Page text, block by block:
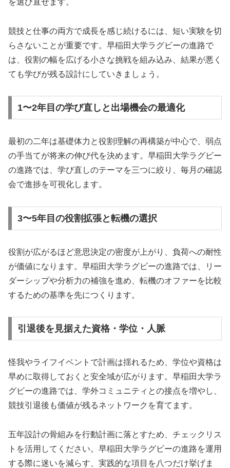
競技と仕事の両方で成長を感じ続けるには、短い実験を切
らさないことが重要です。早稲田大学ラグビーの進路で
は、役割の幅を広げる小さな挑戦を組み込み、結果が悪く
ても学びが残る設計にしていきましょう。
1〜2年目の学び直しと出場機会の最適化
最初の二年は基礎体力と役割理解の再構築が中心で、弱点
の手当てが将来の伸び代を決めます。早稲田大学ラグビー
の進路では、学び直しのテーマを三つに絞り、毎月の確認
会で進捗を可視化します。
3〜5年目の役割拡張と転機の選択
役割が広がるほど意思決定の密度が上がり、負荷への耐性
が価値になります。早稲田大学ラグビーの進路では、リー
ダーシップや分析力の補強を進め、転機のオファーを比較
するための基準を先につくります。
引退後を見据えた資格・学位・人脈
怪我やライフイベントで計画は揺れるため、学位や資格は
早めに取得しておくと安全域が広がります。早稲田大学ラ
グビーの進路では、学外コミュニティとの接点を増やし、
競技引退後も価値が残るネットワークを育てます。
五年設計の骨組みを行動計画に落とすため、チェックリス
トを活用してください。早稲田大学ラグビーの進路を運用
する際に迷いを減らす、実践的な項目を八つだけ挙げま